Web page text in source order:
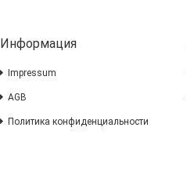
Информация
Impressum
AGB
Политика конфиденциальности